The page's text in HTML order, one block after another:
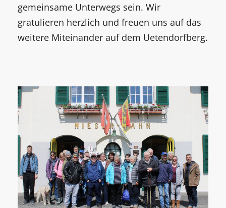
gemeinsame Unterwegs sein. Wir
gratulieren herzlich und freuen uns auf das
weitere Miteinander auf dem Uetendorfberg.